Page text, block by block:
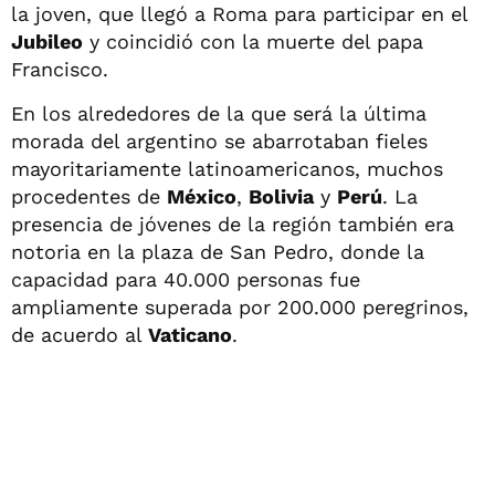
la joven, que llegó a Roma para participar en el
Jubileo y coincidió con la muerte del papa
Francisco.
En los alrededores de la que será la última
morada del argentino se abarrotaban fieles
mayoritariamente latinoamericanos, muchos
procedentes de México, Boliviay Perú. La
presencia de jóvenes de la región también era
notoria en la plaza de San Pedro, donde la
capacidad para 40.000 personas fue
ampliamente superada por 200.000 peregrinos,
de acuerdo al Vaticano.